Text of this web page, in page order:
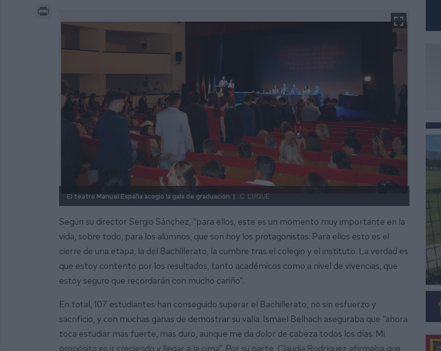
El teatro Manuel España acogió la gala de graduación. | C. LUQUE Los
Según su director Sergio Sánchez, “para ellos, este es un momento muy importante en la
vida, sobre todo, para los alumnos, que son hoy los protagonistas. Para ellos esto es el
cierre de una etapa, la del Bachillerato, la cumbre tras el colegio y el instituto. La verdad es
que estoy contento por los resultados, tanto académicos como a nivel de vivencias, que
estoy seguro que recordarán con mucho cariño”.
En total, 107 estudiantes han conseguido superar el Bachillerato, no sin esfuerzo y
sacrificio, y con muchas ganas de demostrar su valía. Ismael Belhach aseguraba que “ahora
toca estudiar más fuerte, más duro, aunque me da dolor de cabeza todos los días. Mi
propósito es ir creciendo y llegar a la cima”. Por su parte, Claudia Rodríguez afirmaba que